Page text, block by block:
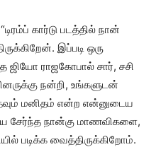
கார்டு படத்தில் நான்
இப்படி ஒரு
ஜியோ ராஜகோபால் சார், சசி
நன்றி, உங்களுடன்
மனிதம் என்ற என்னுடைய
சேர்ந்த நான்கு மாணவிகளை,
படிக்க வைத்திருக்கிறோம்.